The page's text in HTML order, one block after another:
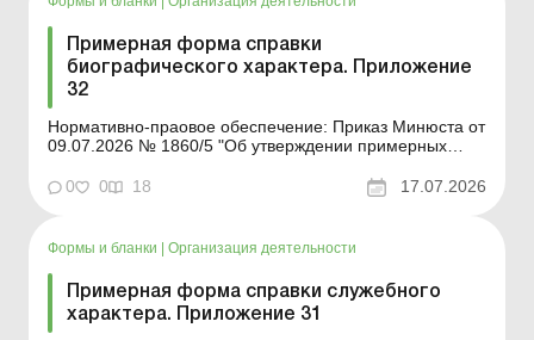
Примерная форма справки
биографического характера. Приложение
32
Нормативно-праовое обеспечение: Приказ Минюста от
09.07.2026 № 1860/5 "Об утверждении примерных
документов, создаваемых во время деятельности
0 0 18 17.07.2026
Формы и бланки Организация деятельности
Примерная форма справки служебного
характера. Приложение 31